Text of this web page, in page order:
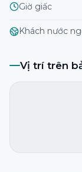
Giờ giấc
Khách nước
Vị trí trên